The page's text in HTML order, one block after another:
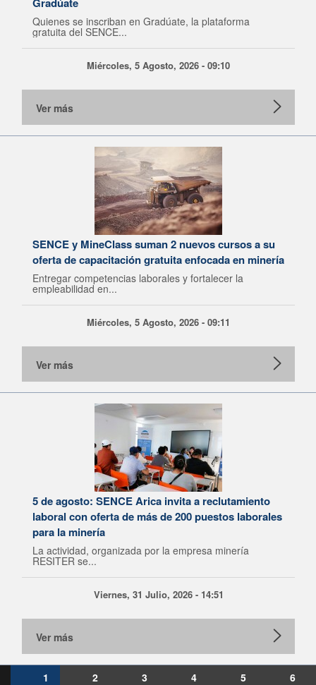
Quienes se inscriban en Gradúate, la plataforma
gratuita del SENCE...
Miércoles, 5 Agosto, 2026 - 09:10
Ver más
SENCE y MineClass suman 2 nuevos cursos a su
oferta de capacitación gratuita enfocada en minería
Entregar competencias laborales y fortalecer la
empleabilidad en...
Miércoles, 5 Agosto, 2026 - 09:11
Ver más
5 de agosto: SENCE Arica invita a reclutamiento
laboral con oferta de más de 200 puestos laborales
para la minería
La actividad, organizada por la empresa minería
RESITER se...
Viernes, 31 Julio, 2026 - 14:51
Ver más
1 2 3 4 5
6